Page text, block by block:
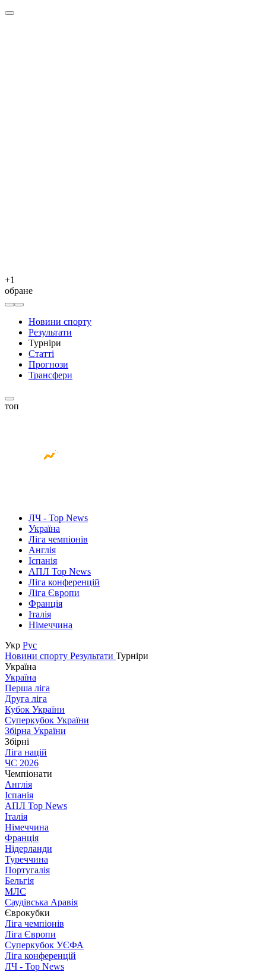
+1
обране
Новини спорту
Результати
Турніри
Статті
Прогнози
Трансфери
топ
ЛЧ - Top News
Україна
Ліга чемпіонів
Англія
Іспанія
АПЛ Top News
Ліга конференцій
Ліга Європи
Франція
Італія
Німеччина
Укр Рус
Новини спорту Результати Турніри
Україна
Україна
Перша ліга
Друга ліга
Кубок України
Суперкубок України
Збірна України
Збірні
Ліга націй
ЧС 2026
Чемпіонати
Англія
Іспанія
АПЛ Top News
Італія
Німеччина
Франція
Нідерланди
Туреччина
Португалія
Бельгія
МЛС
Саудівська Аравія
Єврокубки
Ліга чемпіонів
Ліга Європи
Суперкубок УЄФА
Ліга конференцій
ЛЧ - Top News